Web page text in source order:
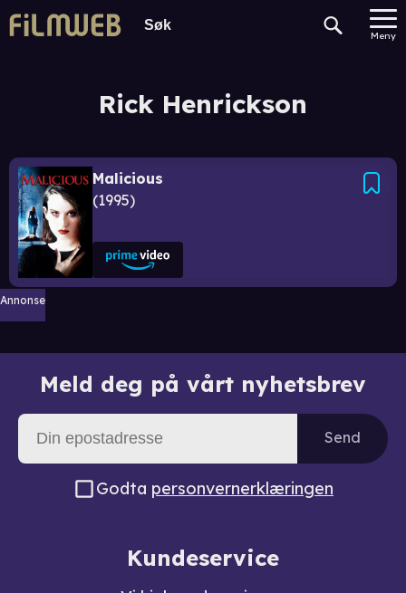
Meny
Rick Henrickson
Malicious
1995
Annonse
Meld deg på vårt nyhetsbrev
Send
Godta personvernerklæringen
Kundeservice